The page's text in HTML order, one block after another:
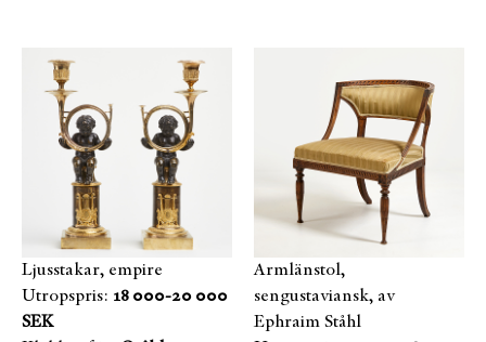
Ljusstakar, empire
Utropspris: 18 000-20 000
SEK
Armlänstol,
sengustaviansk, av
Ephraim Ståhl